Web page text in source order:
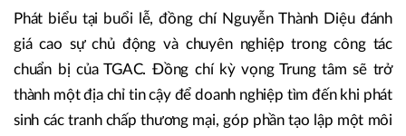
Phát biểu tại buổi lễ, đồng chí Nguyễn Thành Diệu đánh
giá cao sự chủ động và chuyên nghiệp trong công tác
chuẩn bị của TGAC. Đồng chí kỳ vọng Trung tâm sẽ trở
thành một địa chỉ tin cậy để doanh nghiệp tìm đến khi phát
sinh các tranh chấp thương mại, góp phần tạo lập một môi